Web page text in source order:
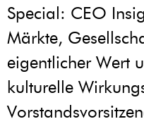
Special: CEO
Märkte,
eigentlicher Wert
kulturelle